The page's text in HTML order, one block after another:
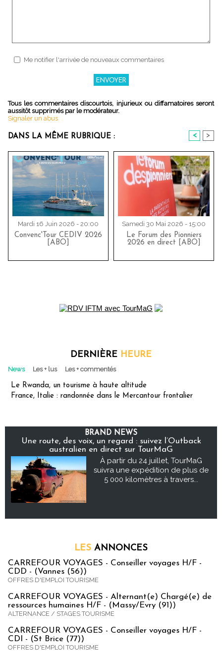
Me notifier l'arrivée de nouveaux commentaires
Tous les commentaires discourtois, injurieux ou diffamatoires seront
aussitôt supprimés par le modérateur.
Signaler un abus
DANS LA MÊME RUBRIQUE : < >
Mardi 16 Juin 2026 - 20:00
Convenc'Tour CEDIV 2026
[ABO]
Samedi 30 Mai 2026 - 15:00
Le Forum des Pionniers
2026 en direct [ABO]
DERNIÈRE HEURE
News Les + lus Les + commentés
Le Rwanda, un tourisme à haute altitude
France, Italie : randonnée dans le Mercantour frontalier
BRAND NEWS
Une route, des voix, un regard : suivez l’Outback
australien en direct sur TourMaG
À partir du 24 juillet, TourMaG
suivra une expédition de plus de
5 000 kilomètres à travers...
LES ANNONCES
CARREFOUR VOYAGES - Conseiller voyages H/F -
CDD - (Vannes (56))
OFFRES D'EMPLOI TOURISME
CARREFOUR VOYAGES - Alternant(e) Chargé(e) de
ressources humaines H/F - (Massy/Evry (91))
ALTERNANCE / STAGES TOURISME
CARREFOUR VOYAGES - Conseiller voyages H/F -
CDI - (St Brice (77))
OFFRES D'EMPLOI TOURISME